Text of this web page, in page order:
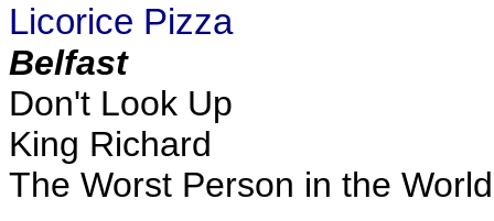
Licorice Pizza
Belfast
Don't Look Up
King Richard
The Worst Person in the World